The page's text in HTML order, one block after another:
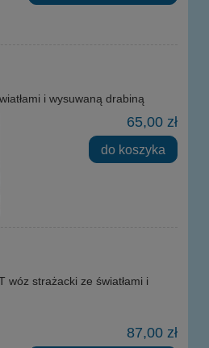
i wysuwaną drabiną
65,00 zł
do koszyka
wóz strażacki ze światłami i
87,00 zł